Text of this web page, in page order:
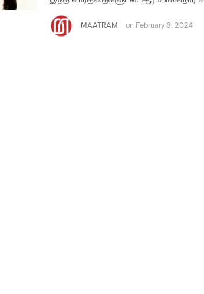
MAATRAM on February 8, 2024